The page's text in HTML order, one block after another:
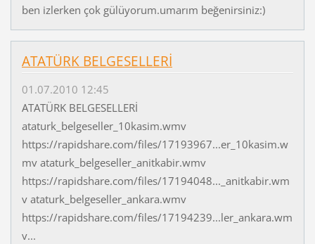
ben izlerken çok gülüyorum.umarım beğenirsiniz:)
ATATÜRK BELGESELLERİ
01.07.2010 12:45
ATATÜRK BELGESELLERİ
ataturk_belgeseller_10kasim.wmv
https://rapidshare.com/files/17193967...er_10kasim.w
mv ataturk_belgeseller_anitkabir.wmv
https://rapidshare.com/files/17194048..._anitkabir.wm
v ataturk_belgeseller_ankara.wmv
https://rapidshare.com/files/17194239...ler_ankara.wm
v...